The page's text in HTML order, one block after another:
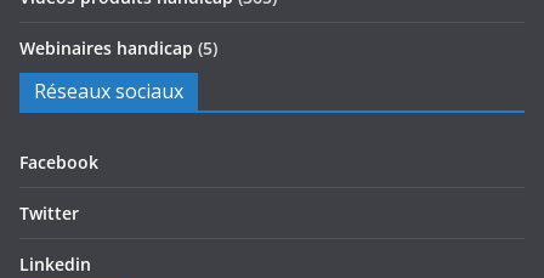
Webinaires handicap (5)
Réseaux sociaux
Facebook
Twitter
Linkedin